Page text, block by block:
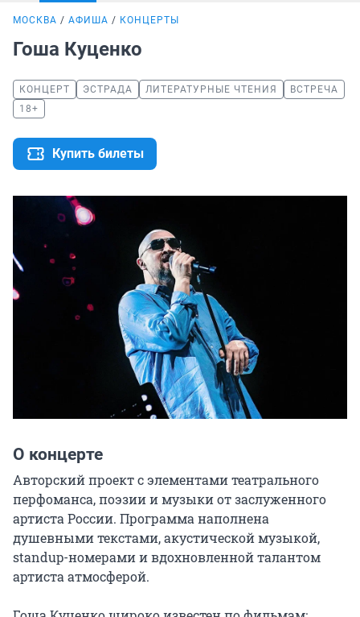
МОСКВА АФИША КОНЦЕРТЫ
Гоша Куценко
КОНЦЕРТ ЭСТРАДА ЛИТЕРАТУРНЫЕ ЧТЕНИЯ
ВСТРЕЧА
18+
Купить билеты
О концерте
Авторский проект с элементами театрального
перфоманса, поэзии и музыки от заслуженного
артиста России. Программа наполнена
душевными текстами, акустической музыкой,
standup-номерами и вдохновленной талантом
артиста атмосферой.